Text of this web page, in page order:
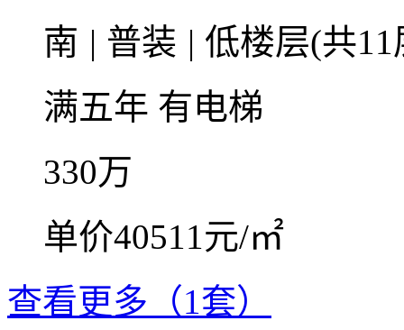
南 | 普装 | 低楼层(共
满五年 有电梯
330万
单价40511元/㎡
查看更多（1套）